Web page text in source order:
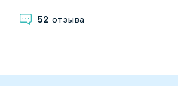
52 отзыва